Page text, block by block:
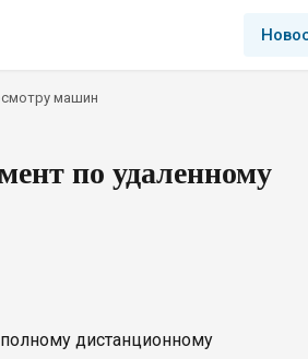
машин
по удаленному
дистанционному